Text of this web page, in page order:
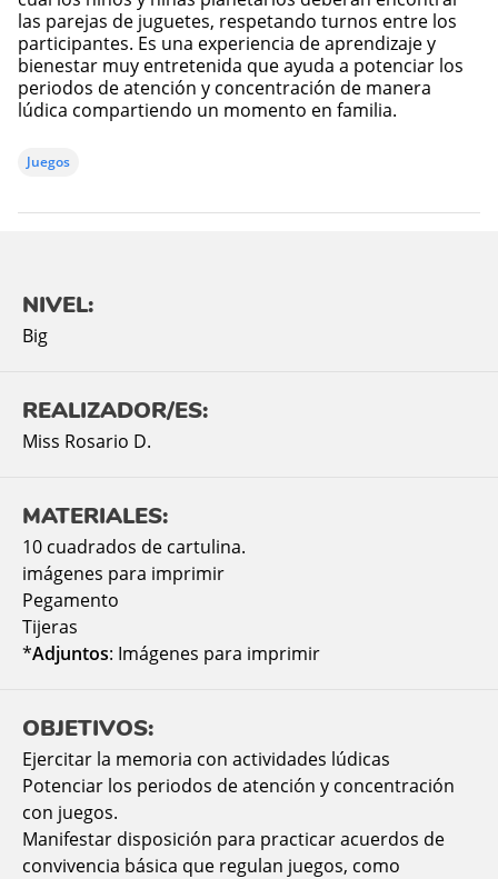
las parejas de juguetes, respetando turnos entre los
participantes. Es una experiencia de aprendizaje y
bienestar muy entretenida que ayuda a potenciar los
periodos de atención y concentración de manera
lúdica compartiendo un momento en familia.
Juegos
NIVEL:
Big
REALIZADOR/ES:
Miss Rosario D.
MATERIALES:
10 cuadrados de cartulina.
imágenes para imprimir
Pegamento
Tijeras
*Adjuntos: Imágenes para imprimir
OBJETIVOS:
Ejercitar la memoria con actividades lúdicas
Potenciar los periodos de atención y concentración
con juegos.
Manifestar disposición para practicar acuerdos de
convivencia básica que regulan juegos, como